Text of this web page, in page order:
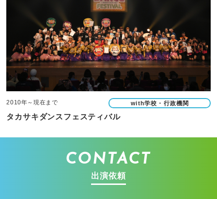
2010年～現在まで with学校・行政機関
タカサキダンスフェスティバル
CONTACT
出演依頼